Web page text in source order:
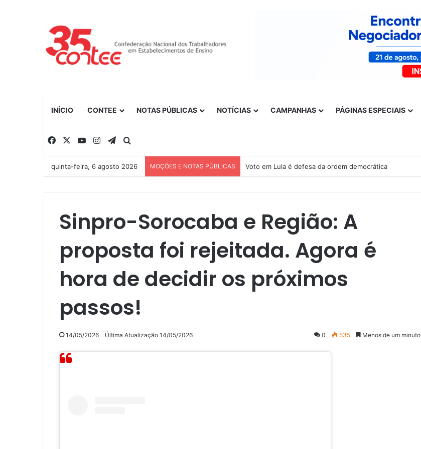
INÍCIO CONTEE NOTAS PÚBLICAS NOTÍCIAS CAMPANHAS PÁGINAS ESPECIAIS
Facebook YouTubeInstagramTelegram
quinta-feira, 6 agosto 2026 MOÇÕES E NOTAS PÚBLICAS Voto em Lula é defesa da ordem democrática
Sinpro-Sorocaba e Região: A
proposta foi rejeitada. Agora é
hora de decidir os próximos
passos!
14/05/2026 Última Atualização 14/05/2026 0 535 Menos de um minuto